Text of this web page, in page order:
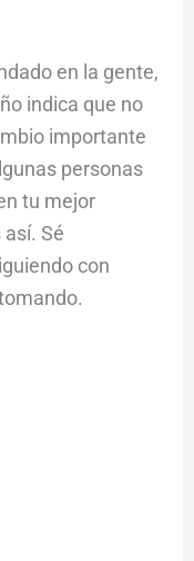
en la gente,
indica que no
importante
personas
tu mejor
Sé
con